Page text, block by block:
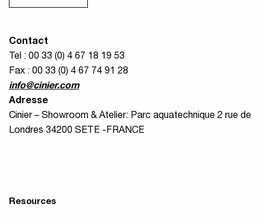
Contact
Tel : 00 33 (0) 4 67 18 19 53
Fax : 00 33 (0) 4 67 74 91 28
info@cinier.com
Adresse
Cinier – Showroom & Atelier: Parc aquatechnique 2 rue de
Londres 34200 SETE -FRANCE
Resources